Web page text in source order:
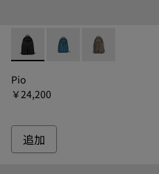
Pio - B1325-011 - ピオ リュッ
Pio - B1325-934 - ピ
Pio - B1325-
Pio
￥24,200
追加